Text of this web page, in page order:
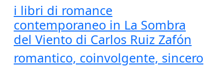
i libri di romance
contemporaneo in La Sombra
del Viento di Carlos Ruiz Zafón
romantico, coinvolgente, sincero